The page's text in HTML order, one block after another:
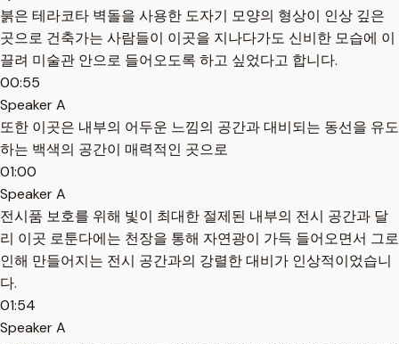
붉은 테라코타 벽돌을 사용한 도자기 모양의 형상이 인상 깊은
곳으로 건축가는 사람들이 이곳을 지나다가도 신비한 모습에 이
끌려 미술관 안으로 들어오도록 하고 싶었다고 합니다.
00:55
Speaker A
또한 이곳은 내부의 어두운 느낌의 공간과 대비되는 동선을 유도
하는 백색의 공간이 매력적인 곳으로
01:00
Speaker A
전시품 보호를 위해 빛이 최대한 절제된 내부의 전시 공간과 달
리 이곳 로툰다에는 천장을 통해 자연광이 가득 들어오면서 그로
인해 만들어지는 전시 공간과의 강렬한 대비가 인상적이었습니
다.
01:54
Speaker A